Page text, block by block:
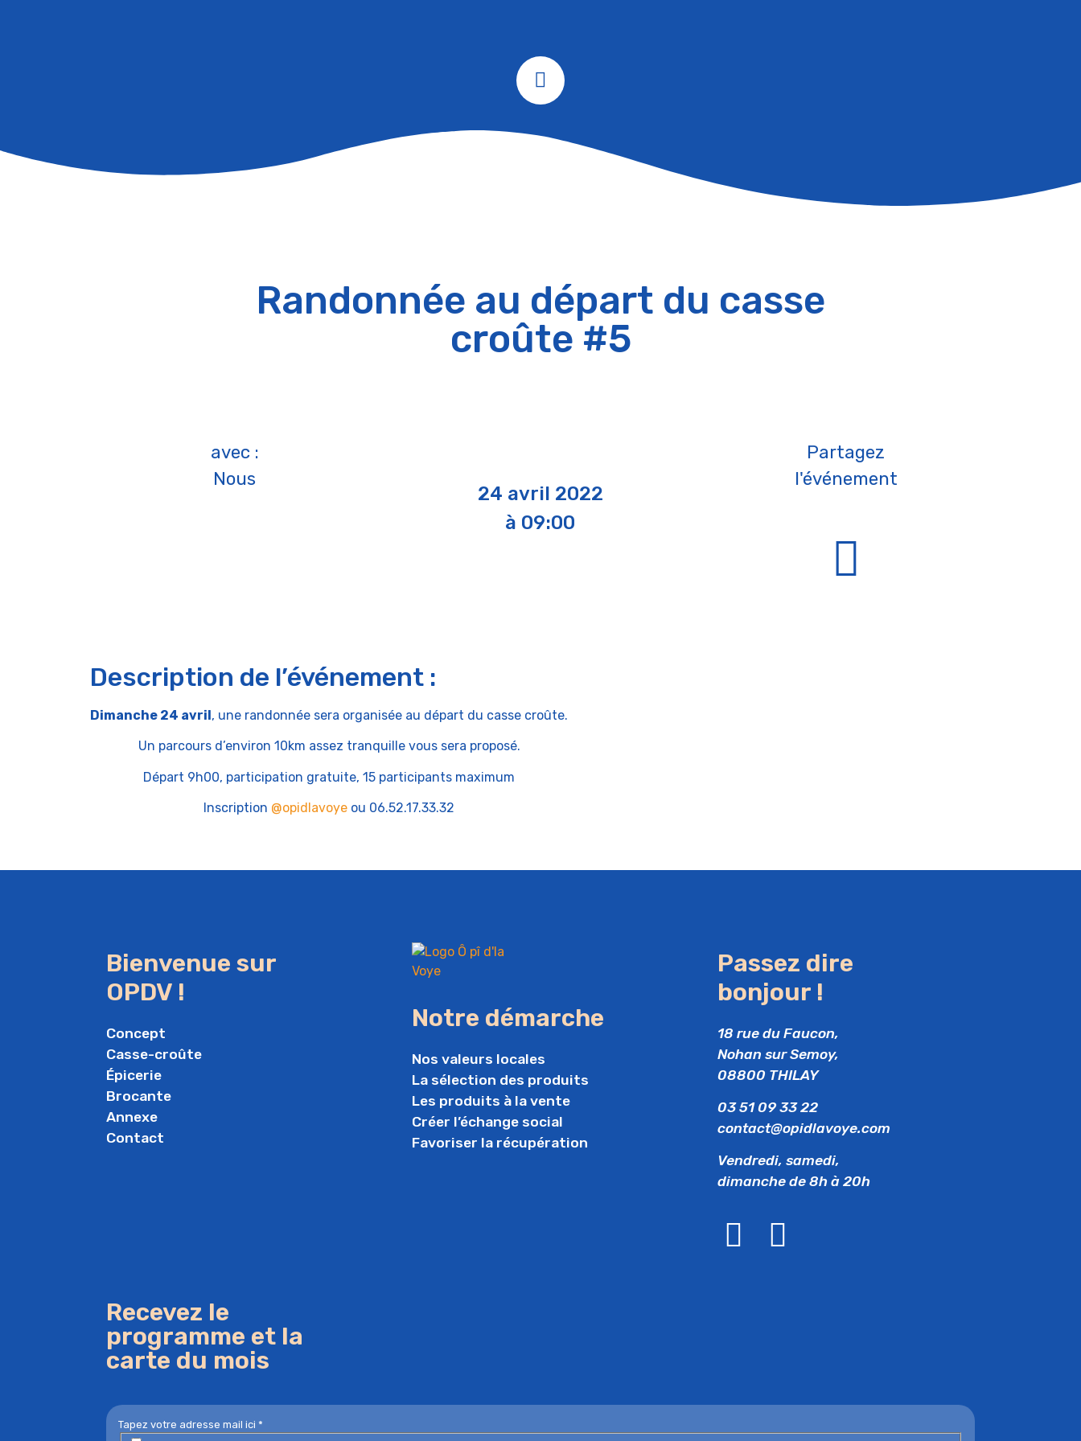
Randonnée au départ du casse
croûte #5
avec :
Nous
24 avril 2022
à 09:00
Partagez
l'événement
Description de l’événement :
Dimanche 24 avril, une randonnée sera organisée au départ du casse croûte.
Un parcours d’environ 10km assez tranquille vous sera proposé.
Départ 9h00, participation gratuite, 15 participants maximum
Inscription @opidlavoye ou 06.52.17.33.32
Bienvenue sur
OPDV !
Concept
Casse-croûte
Épicerie
Brocante
Annexe
Contact
Notre démarche
Nos valeurs locales
La sélection des produits
Les produits à la vente
Créer l’échange social
Favoriser la récupération
Passez dire
bonjour !
18 rue du Faucon,
Nohan sur Semoy,
08800 THILAY
03 51 09 33 22
contact@opidlavoye.com
Vendredi, samedi,
dimanche de 8h à 20h
Recevez le
programme et la
carte du mois